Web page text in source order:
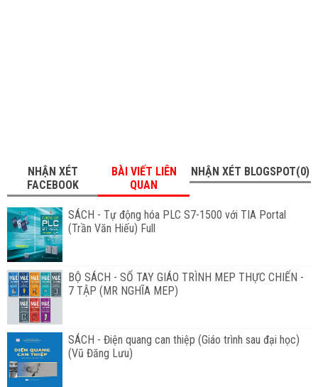
NHẬN XÉT
FACEBOOK
BÀI VIẾT LIÊN
QUAN
NHẬN XÉT BLOGSPOT(0)
SÁCH - Tự động hóa PLC S7-1500 với TIA Portal
(Trần Văn Hiếu) Full
BỘ SÁCH - SỔ TAY GIÁO TRÌNH MEP THỰC CHIẾN -
7 TẬP (MR NGHĨA MEP)
SÁCH - Điện quang can thiệp (Giáo trình sau đại học)
(Vũ Đăng Lưu)